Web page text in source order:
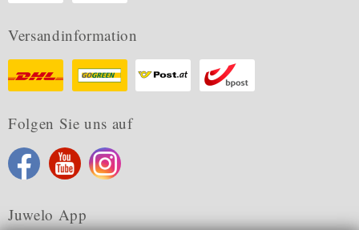
Versandinformation
Folgen Sie uns auf
Juwelo App